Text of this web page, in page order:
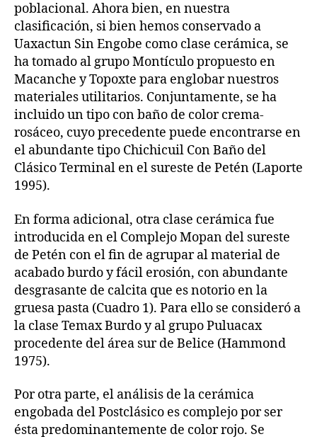
poblacional. Ahora bien, en nuestra
clasificación, si bien hemos conservado a
Uaxactun Sin Engobe como clase cerámica, se
ha tomado al grupo Montículo propuesto en
Macanche y Topoxte para englobar nuestros
materiales utilitarios. Conjuntamente, se ha
incluido un tipo con baño de color crema-
rosáceo, cuyo precedente puede encontrarse en
el abundante tipo Chichicuil Con Baño del
Clásico Terminal en el sureste de Petén (Laporte
1995).
En forma adicional, otra clase cerámica fue
introducida en el Complejo Mopan del sureste
de Petén con el fin de agrupar al material de
acabado burdo y fácil erosión, con abundante
desgrasante de calcita que es notorio en la
gruesa pasta (Cuadro 1). Para ello se consideró a
la clase Temax Burdo y al grupo Puluacax
procedente del área sur de Belice (Hammond
1975).
Por otra parte, el análisis de la cerámica
engobada del Postclásico es complejo por ser
ésta predominantemente de color rojo. Se